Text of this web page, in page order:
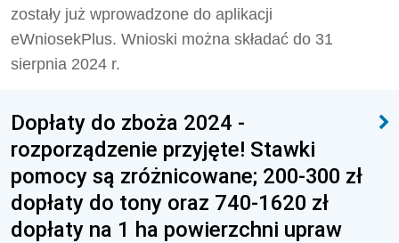
zostały już wprowadzone do aplikacji
eWniosekPlus. Wnioski można składać do 31
sierpnia 2024 r.
Dopłaty do zboża 2024 -
rozporządzenie przyjęte! Stawki
pomocy są zróżnicowane; 200-300 zł
dopłaty do tony oraz 740-1620 zł
dopłaty na 1 ha powierzchni upraw